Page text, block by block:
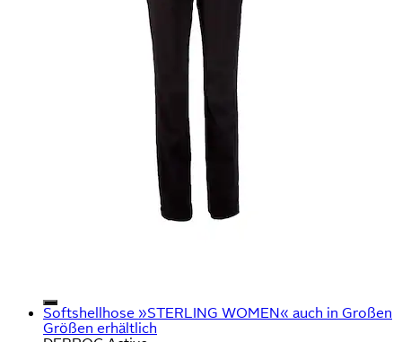
Softshellhose »STERLING WOMEN« auch in Großen
Größen erhältlich